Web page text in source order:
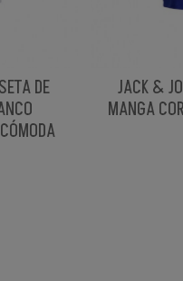
DE
JACK &
MANGA